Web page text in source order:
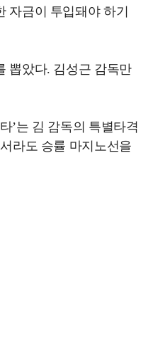
자금이 투입돼야 하기
뽑았다. 김성근 감독만
’는 김 감독의 특별타격
라도 승률 마지노선을